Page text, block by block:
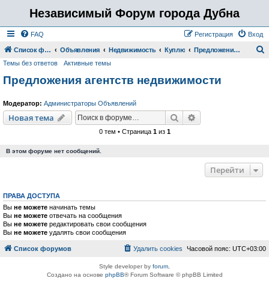
Независимый Форум города Дубна
FAQ Вход
Регистрация
Список форумов Объявления Недвижимость Куплю Предложения агентств недвижимости
Темы без ответов Активные темы
Предложения агентств недвижимости
Модератор: Администраторы Объявлений
Новая тема Поиск
0 тем • Страница 1из 1
В этом форуме нет сообщений.
Перейти
ПРАВА ДОСТУПА
Вы не можете начинать темы
Вы не можете отвечать на сообщения
Вы не можете редактировать свои сообщения
Вы не можете удалять свои сообщения
Список форумов Часовой пояс: UTC+03:00
Удалить cookies
Style developer by forum
Создано на основе phpBB® Forum Software © phpBB Limited